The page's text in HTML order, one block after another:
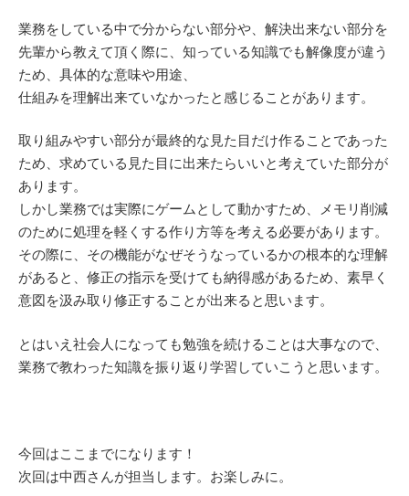
業務をしている中で分からない部分や、解決出来ない部分を
先輩から教えて頂く際に、知っている知識でも解像度が違う
ため、具体的な意味や用途、
仕組みを理解出来ていなかったと感じることがあります。
取り組みやすい部分が最終的な見た目だけ作ることであった
ため、求めている見た目に出来たらいいと考えていた部分が
あります。
しかし業務では実際にゲームとして動かすため、メモリ削減
のために処理を軽くする作り方等を考える必要があります。
その際に、その機能がなぜそうなっているかの根本的な理解
があると、修正の指示を受けても納得感があるため、素早く
意図を汲み取り修正することが出来ると思います。
とはいえ社会人になっても勉強を続けることは大事なので、
業務で教わった知識を振り返り学習していこうと思います。
今回はここまでになります！
次回は中西さんが担当します。お楽しみに。